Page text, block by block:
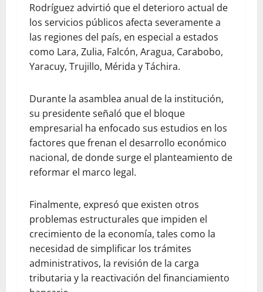
Rodríguez advirtió que el deterioro actual de
los servicios públicos afecta severamente a
las regiones del país, en especial a estados
como Lara, Zulia, Falcón, Aragua, Carabobo,
Yaracuy, Trujillo, Mérida y Táchira.
Durante la asamblea anual de la institución,
su presidente señaló que el bloque
empresarial ha enfocado sus estudios en los
factores que frenan el desarrollo económico
nacional, de donde surge el planteamiento de
reformar el marco legal.
Finalmente, expresó que existen otros
problemas estructurales que impiden el
crecimiento de la economía, tales como la
necesidad de simplificar los trámites
administrativos, la revisión de la carga
tributaria y la reactivación del financiamiento